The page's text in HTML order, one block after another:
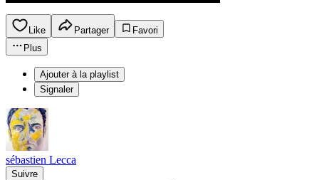
Like Partager
Favori
Plus
Ajouter à la playlist
Signaler
sébastien Lecca
Suivre